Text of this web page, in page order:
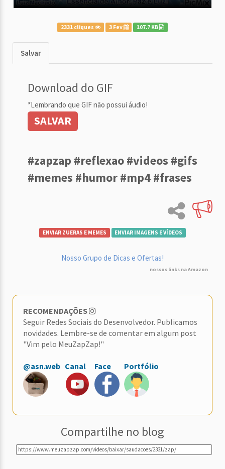
2331 cliques 3 Fev 107.7 KB
Salvar
Download do GIF
*Lembrando que GIF não possui áudio!
SALVAR
#zapzap #reflexao #videos #gifs
#memes #humor #mp4 #frases
ENVIAR ZUERAS E MEMES ENVIAR IMAGENS E VÍDEOS
Nosso Grupo de Dicas e Ofertas!
nossos links na Amazon
RECOMENDAÇÕES
Seguir Redes Sociais do Desenvolvedor. Publicamos
novidades. Lembre-se de comentar em algum post
"Vim pelo MeuZapZap!"
@asn.web Canal Face Portfólio
Compartilhe no blog